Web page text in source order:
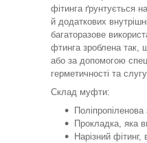
фітинга ґрунтується
й додаткових
багаторазове
фтинга зроблена так,
або за допомогою
герметичності та
Склад муфти:
Прокладка, яка
Нарізний